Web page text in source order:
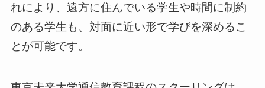
れにより、遠方に住んでいる学生や時間に制約
のある学生も、対面に近い形で学びを深めるこ
とが可能です。